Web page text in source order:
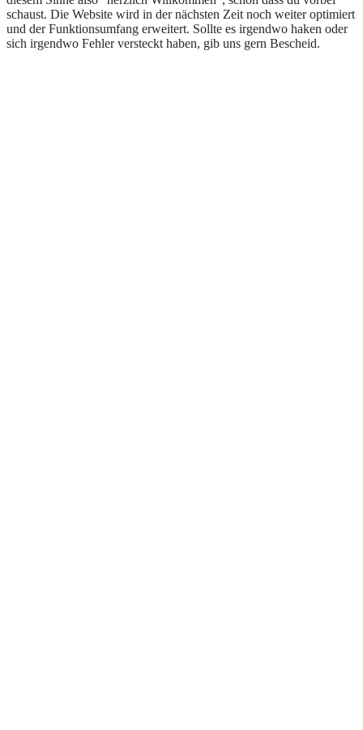
schaust. Die Website wird in der nächsten Zeit noch weiter optimiert
und der Funktionsumfang erweitert. Sollte es irgendwo haken oder
sich irgendwo Fehler versteckt haben, gib uns gern Bescheid.